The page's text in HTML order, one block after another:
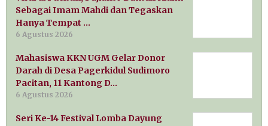
Sebagai Imam Mahdi dan Tegaskan
Hanya Tempat …
6 Agustus 2026
Mahasiswa KKN UGM Gelar Donor
Darah di Desa Pagerkidul Sudimoro
Pacitan, 11 Kantong D…
6 Agustus 2026
Seri Ke-14 Festival Lomba Dayung